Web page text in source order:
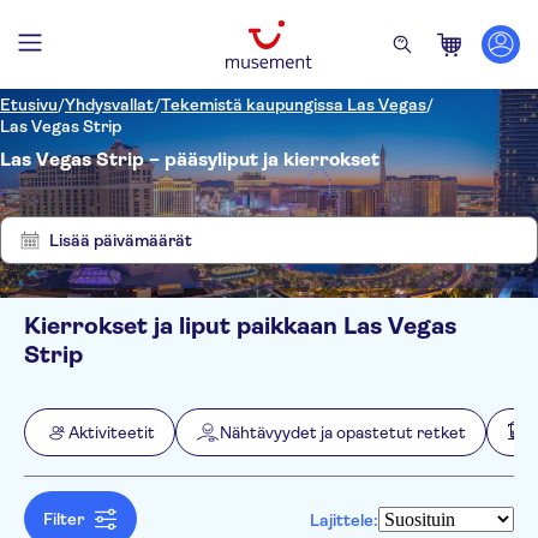
Etusivu/Yhdysvallat/Tekemistä kaupungissa Las Vegas/
Las Vegas Strip
Las Vegas Strip – pääsyliput ja kierrokset
Lisää päivämäärät
SuodataHinta (per aikuinen)
Min. € Maks. €
Nouto hotellilta
NO-PICKUP
Gold Coast
Välitön vahvistus
Ilmainen peruutus
E-lippu
Pienempi ryhmäkoko
Sisäänpääsymaksu sisältyy
Kategoriat
Aktiviteetit
Aktiviteetit yläilmoissa
Nähtävyydet ja opastetut
retket
Monumentit
Aktiviteetin kieli
English
Spanish
Tyhjennä
Näytä
37
tulosta
Kierrokset ja liput paikkaan Las Vegas
Strip
Aktiviteetit Nähtävyydet ja opastetut retket
Filter Lajittele: